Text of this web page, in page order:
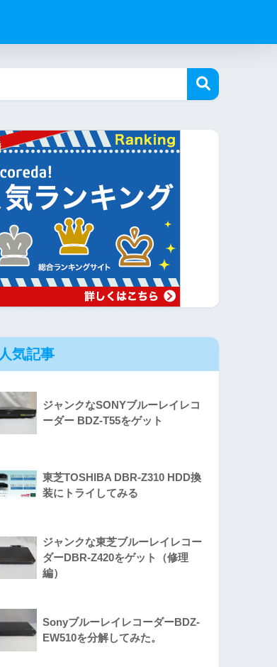
人気記事
ジャンクなSONYブルーレイレコ
ーダー BDZ-T55をゲット
東芝TOSHIBA DBR-Z310 HDD換
装にトライしてみる
ジャンクな東芝ブルーレイレコー
ダーDBR-Z420をゲット（修理
編）
SonyブルーレイレコーダーBDZ-
EW510を分解してみた。